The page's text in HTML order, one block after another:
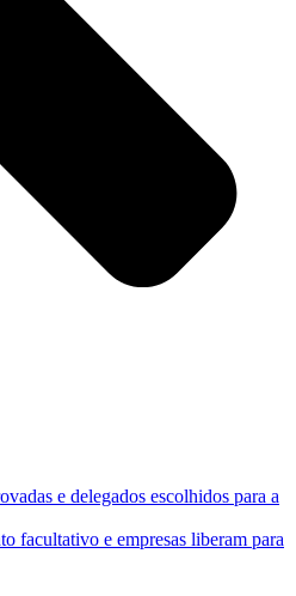
e delegados escolhidos para a
facultativo e empresas liberam para